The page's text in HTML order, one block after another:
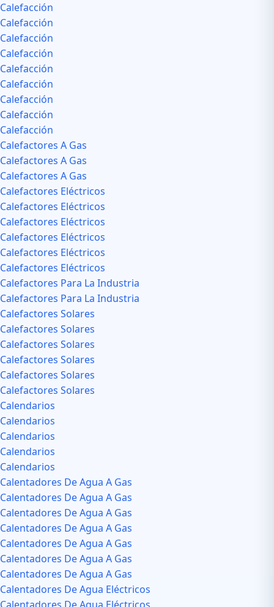
Calefacción
Calefacción
Calefacción
Calefacción
Calefacción
Calefacción
Calefacción
Calefacción
Calefacción
Calefactores A Gas
Calefactores A Gas
Calefactores A Gas
Calefactores Eléctricos
Calefactores Eléctricos
Calefactores Eléctricos
Calefactores Eléctricos
Calefactores Eléctricos
Calefactores Eléctricos
Calefactores Para La Industria
Calefactores Para La Industria
Calefactores Solares
Calefactores Solares
Calefactores Solares
Calefactores Solares
Calefactores Solares
Calefactores Solares
Calendarios
Calendarios
Calendarios
Calendarios
Calendarios
Calentadores De Agua A Gas
Calentadores De Agua A Gas
Calentadores De Agua A Gas
Calentadores De Agua A Gas
Calentadores De Agua A Gas
Calentadores De Agua A Gas
Calentadores De Agua A Gas
Calentadores De Agua Eléctricos